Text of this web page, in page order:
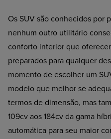
Os SUV são conhecidos por
nenhum outro utilitário
conforto interior que
preparados para qualquer
momento de escolher um
modelo que melhor se
termos de dimensão, mas
109cv aos 184cv da gama
automática para seu maior